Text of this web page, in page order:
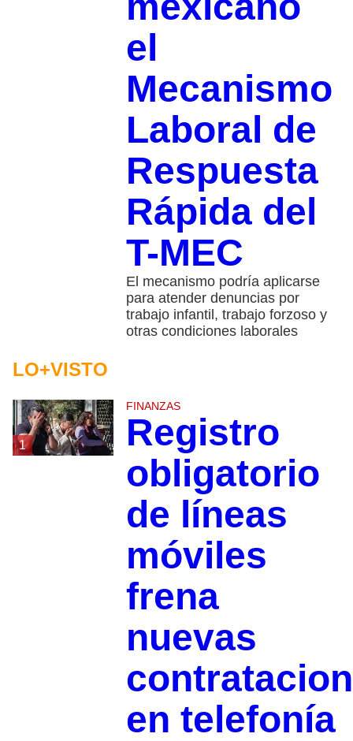
el
Mecanismo
Laboral de
Respuesta
Rápida del
T-MEC
El mecanismo podría aplicarse
para atender denuncias por
trabajo infantil, trabajo forzoso y
otras condiciones laborales
LO+VISTO
1
FINANZAS
Registro
obligatorio
de líneas
móviles
frena
nuevas
en telefonía